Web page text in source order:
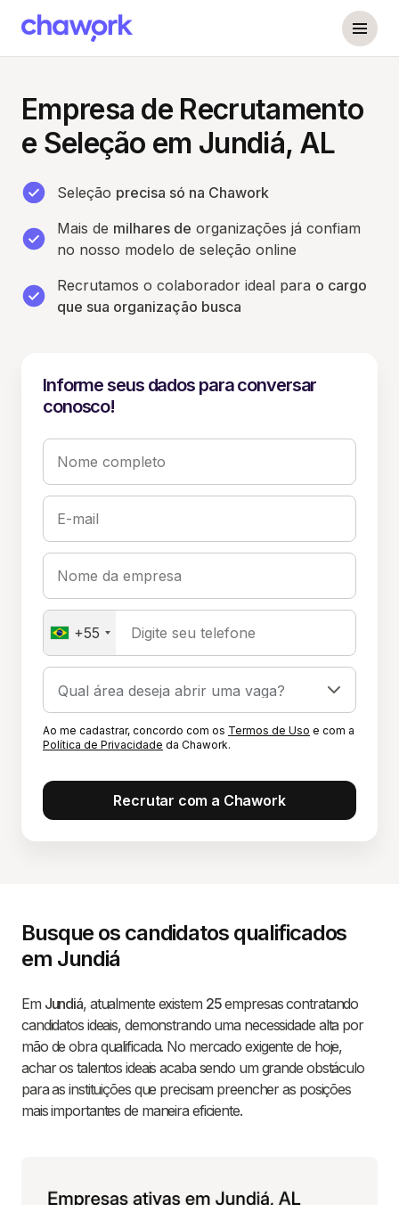
Empresa de Recrutamento
e Seleção em Jundiá, AL
Seleção precisa só na Chawork
Mais de milhares de organizações já confiam
no nosso modelo de seleção online
Recrutamos o colaborador ideal para o cargo
que sua organização busca
Informe seus dados para conversar
conosco!
Nome completo
E-mail
Nome da empresa
+55 Digite seu telefone
Ao me cadastrar, concordo com os Termos de Uso e com a
Política de Privacidade da Chawork.
Recrutar com a Chawork
Busque os candidatos qualificados
em Jundiá
Em Jundiá, atualmente existem 25empresas contratando
candidatos ideais, demonstrando uma necessidade alta por
mão de obra qualificada. No mercado exigente de hoje,
achar os talentos ideais acaba sendo um grande obstáculo
para as instituições que precisam preencher as posições
mais importantes de maneira eficiente.